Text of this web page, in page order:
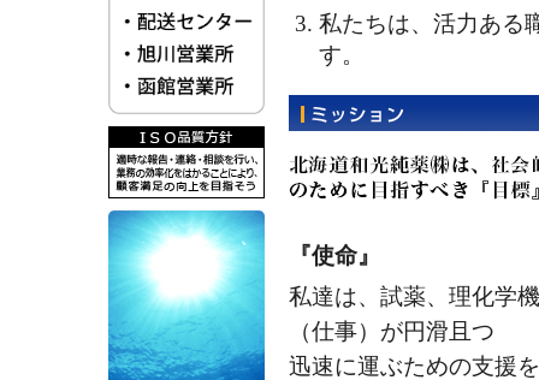
私たちは、活力ある
す。
『使命』
私達は、試薬、理化学
（仕事）が円滑且つ
迅速に運ぶための支援